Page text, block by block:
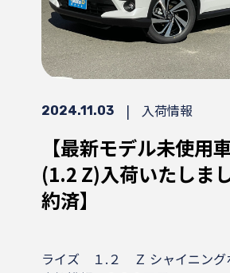
2024.11.03 | 入荷情報
【最新モデル未使用
(1.2 Z)入荷いたしま
約済】
ライズ １.２ Ｚ シャイニング